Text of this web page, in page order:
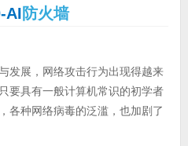
AI防火墙
发展，网络攻击行为出现得越来
要具有一般计算机常识的初学者
各种网络病毒的泛滥，也加剧了